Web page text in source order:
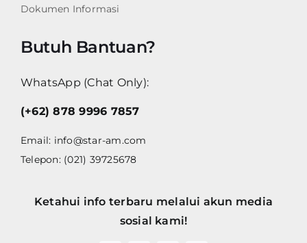
Dokumen Informasi
Butuh Bantuan?
WhatsApp (Chat Only):
(+62) 878 9996 7857
Email: info@star-am.com
Telepon: (021) 39725678
Ketahui info terbaru melalui akun media
sosial kami!